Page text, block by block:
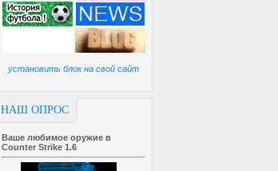
установить блок на свой сайт
НАШ ОПРОС
Ваше любимое оружие в
Counter Strike 1.6